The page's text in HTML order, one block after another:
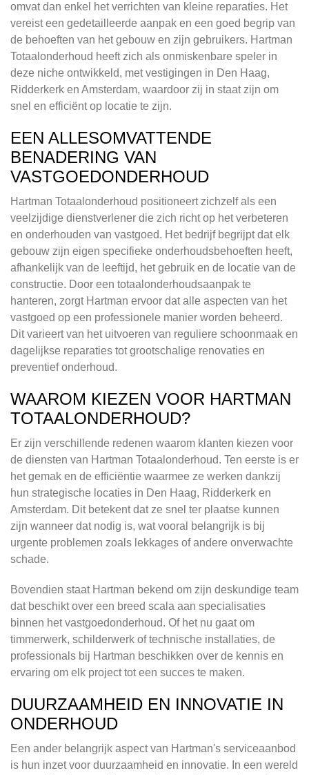
omvat dan enkel het verrichten van kleine reparaties. Het
vereist een gedetailleerde aanpak en een goed begrip van
de behoeften van het gebouw en zijn gebruikers. Hartman
Totaalonderhoud heeft zich als onmiskenbare speler in
deze niche ontwikkeld, met vestigingen in Den Haag,
Ridderkerk en Amsterdam, waardoor zij in staat zijn om
snel en efficiënt op locatie te zijn.
EEN ALLESOMVATTENDE
BENADERING VAN
VASTGOEDONDERHOUD
Hartman Totaalonderhoud positioneert zichzelf als een
veelzijdige dienstverlener die zich richt op het verbeteren
en onderhouden van vastgoed. Het bedrijf begrijpt dat elk
gebouw zijn eigen specifieke onderhoudsbehoeften heeft,
afhankelijk van de leeftijd, het gebruik en de locatie van de
constructie. Door een totaalonderhoudsaanpak te
hanteren, zorgt Hartman ervoor dat alle aspecten van het
vastgoed op een professionele manier worden beheerd.
Dit varieert van het uitvoeren van reguliere schoonmaak en
dagelijkse reparaties tot grootschalige renovaties en
preventief onderhoud.
WAAROM KIEZEN VOOR HARTMAN
TOTAALONDERHOUD?
Er zijn verschillende redenen waarom klanten kiezen voor
de diensten van Hartman Totaalonderhoud. Ten eerste is er
het gemak en de efficiëntie waarmee ze werken dankzij
hun strategische locaties in Den Haag, Ridderkerk en
Amsterdam. Dit betekent dat ze snel ter plaatse kunnen
zijn wanneer dat nodig is, wat vooral belangrijk is bij
urgente problemen zoals lekkages of andere onverwachte
schade.
Bovendien staat Hartman bekend om zijn deskundige team
dat beschikt over een breed scala aan specialisaties
binnen het vastgoedonderhoud. Of het nu gaat om
timmerwerk, schilderwerk of technische installaties, de
professionals bij Hartman beschikken over de kennis en
ervaring om elk project tot een succes te maken.
DUURZAAMHEID EN INNOVATIE IN
ONDERHOUD
Een ander belangrijk aspect van Hartman's serviceaanbod
is hun inzet voor duurzaamheid en innovatie. In een wereld